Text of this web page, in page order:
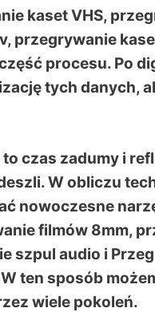
kaset VHS,
przegrywanie
procesu. Po
tych danych,
czas zadumy i
W obliczu
nowoczesne
filmów 8mm,
audio i
ten sposób
wiele pokoleń.